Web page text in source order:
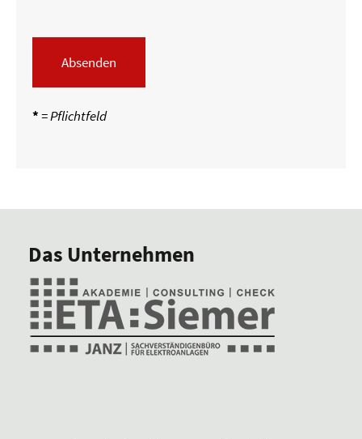
Absenden
*= Pflichtfeld
Das Unternehmen